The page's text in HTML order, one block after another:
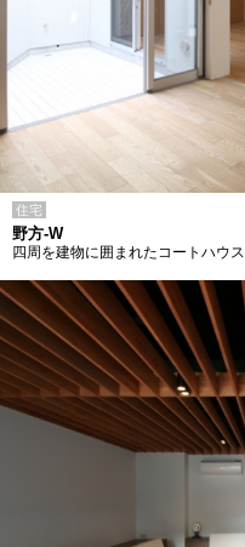
住宅
野方-W
四周を建物に囲まれたコートハウス